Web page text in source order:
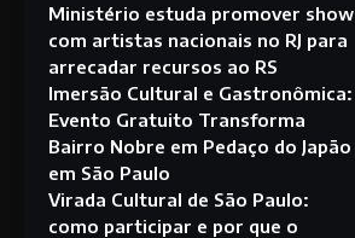
Ministério estuda promover show
com artistas nacionais no RJ para
arrecadar recursos ao RS
Imersão Cultural e Gastronômica:
Evento Gratuito Transforma
Bairro Nobre em Pedaço do Japão
em São Paulo
Virada Cultural de São Paulo:
como participar e por que o